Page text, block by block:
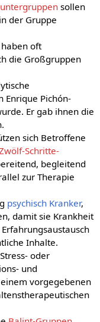
sollen
der Gruppe
oft
die Großgruppen
Enrique Pichón-
Er gab ihnen die
sich Betroffene
Schritte-
begleitend
zur Therapie
psychisch Kranker,
damit sie Krankheit
Inhalte.
oder
und
vorgegebenen